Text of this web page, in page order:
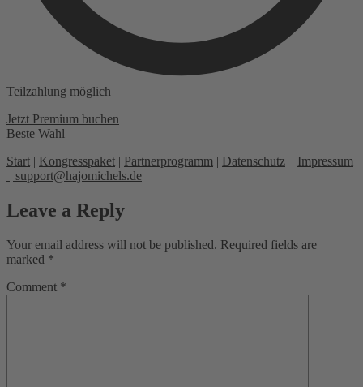
Teilzahlung möglich
Jetzt Premium buchen
Beste Wahl
Start | Kongresspaket | Partnerprogramm | Datenschutz | Impressum
| support@hajomichels.de
Leave a Reply
Your email address will not be published. Required fields are
marked *
Comment *